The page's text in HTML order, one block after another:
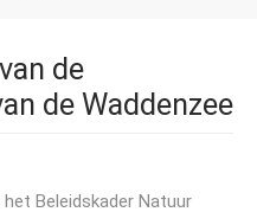
de
de Waddenzee
Beleidskader Natuur